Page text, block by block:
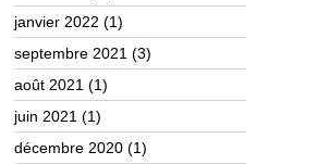
janvier 2022 (1)
septembre 2021 (3)
août 2021 (1)
juin 2021 (1)
décembre 2020 (1)